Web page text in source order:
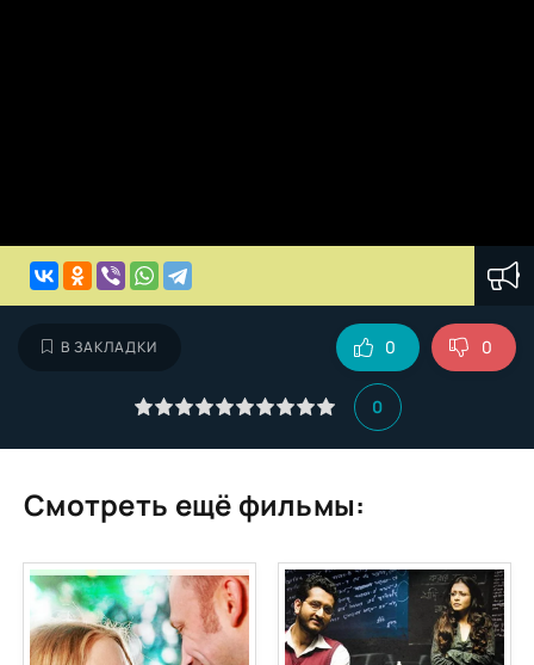
В ЗАКЛАДКИ
0
0 0
Смотреть ещё фильмы: